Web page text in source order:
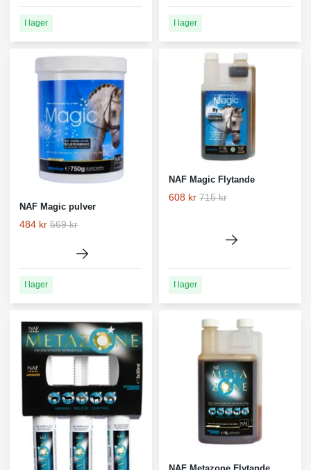
I lager I lager
NAF Magic pulver
484 kr 569 kr
I lager
NAF Magic Flytande
608 kr 715 kr
I lager